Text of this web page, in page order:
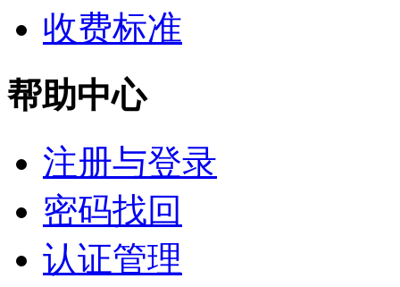
收费标准
帮助中心
注册与登录
密码找回
认证管理